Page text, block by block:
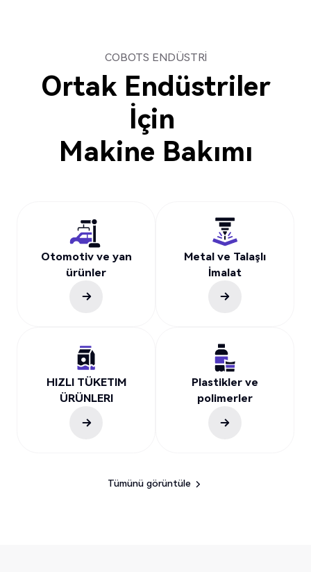
COBOTS ENDÜSTRI
Ortak Endüstriler
İçin
Makine Bakımı
Otomotiv ve yan
ürünler
Metal ve Talaşlı
İmalat
HIZLI TÜKETIM
ÜRÜNLERI
Plastikler ve
polimerler
Tümünü görüntüle